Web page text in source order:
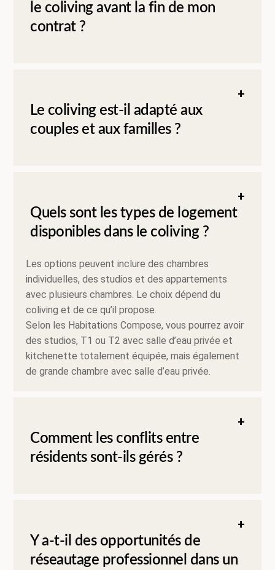
le coliving avant la fin de mon
contrat ?
Le coliving est-il adapté aux
couples et aux familles ?
Quels sont les types de logement
disponibles dans le coliving ?
Les options peuvent inclure des chambres
individuelles, des studios et des appartements
avec plusieurs chambres. Le choix dépend du
coliving et de ce qu’il propose.
Selon les Habitations Compose, vous pourrez avoir
des studios, T1 ou T2 avec salle d’eau privée et
kitchenette totalement équipée, mais également
de grande chambre avec salle d’eau privée.
Comment les conflits entre
résidents sont-ils gérés ?
Y a-t-il des opportunités de
réseautage professionnel dans un